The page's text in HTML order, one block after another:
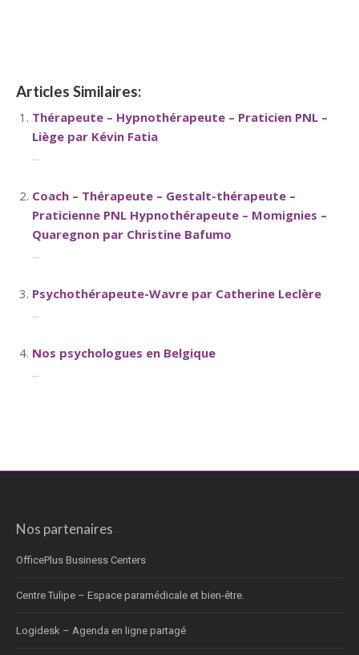
Articles Similaires:
Thérapeute – Hypnothérapeute – Praticien PNL –
Liège par Kévin Fatia
...
Coach – Thérapeute – Gestalt-thérapeute –
Praticienne PNL Hypnothérapeute – Momignies –
Quaregnon par Christine Bafumo
...
Psychothérapeute-Wavre par Catherine Leclère
...
Nos psychologues en Belgique
...
Nos partenaires
OfficePlus Business Centers
Centre Tulipe – Espace paramédicale et bien-être.
Logidesk – Agenda en ligne partagé